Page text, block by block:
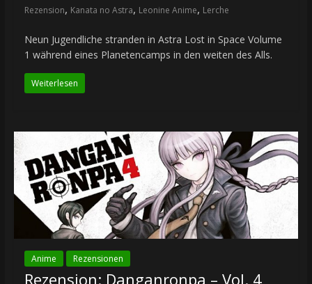
Rezension, Kanata no Astra, Leonine Anime, Lerche
Neun Jugendliche stranden in Astra Lost in Space Volume
1 während eines Planetencamps in den weiten des Alls.
Weiterlesen
Anime Rezensionen
Rezension: Danganronpa – Vol. 4